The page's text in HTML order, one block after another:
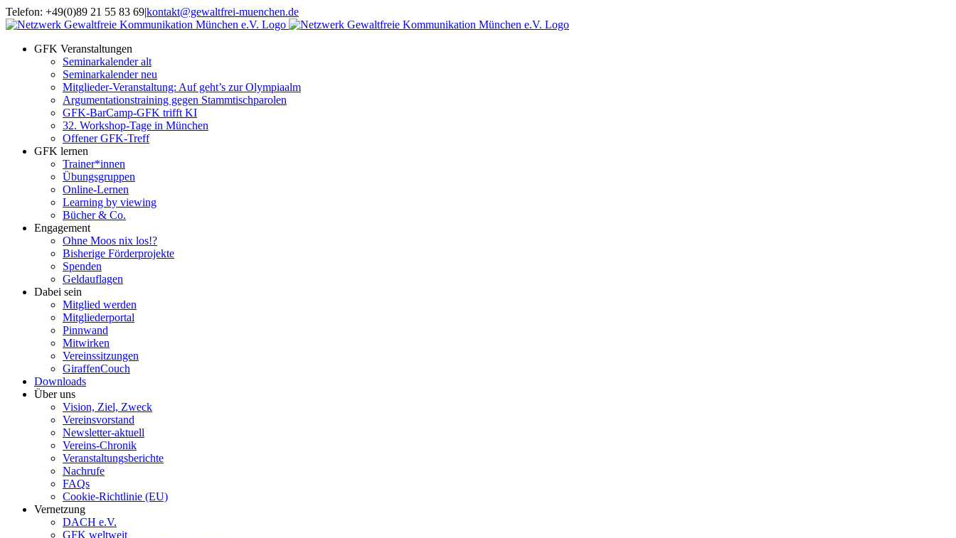
Zum
Inhalt
Telefon: +49(0)89 21 55 83 69|kontakt@gewaltfrei-muenchen.de
Einloggen
Infos
Seminarkalender
GFK Veranstaltungen
Seminarkalender alt
Seminarkalender neu
Mitglieder-Veranstaltung: Auf geht’s zur Olympiaalm
Argumentationstraining gegen Stammtischparolen
GFK-BarCamp-GFK trifft KI
32. Workshop-Tage in München
Offener GFK-Treff
GFK lernen
Trainer*innen
Übungsgruppen
Online-Lernen
Learning by viewing
Bücher & Co.
Engagement
Ohne Moos nix los!?
Bisherige Förderprojekte
Spenden
Geldauflagen
Dabei sein
Mitglied werden
Mitgliederportal
Pinnwand
Mitwirken
Vereinssitzungen
GiraffenCouch
Downloads
Über uns
Vision, Ziel, Zweck
Vereinsvorstand
Newsletter-aktuell
Vereins-Chronik
Veranstaltungsberichte
Nachrufe
FAQs
Cookie-Richtlinie (EU)
Vernetzung
DACH e.V.
GFK weltweit